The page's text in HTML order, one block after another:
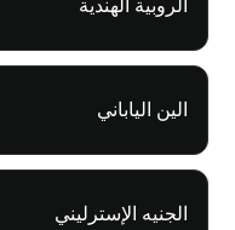
الروبية الهندية
الين الياباني
الجنيه الإسترليني